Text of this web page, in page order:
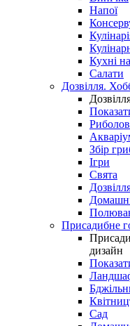
Напої
Кухні
Салати
Дозвілля.
Збір
Ігри
Свята
Присадибне
дизайн
Сад